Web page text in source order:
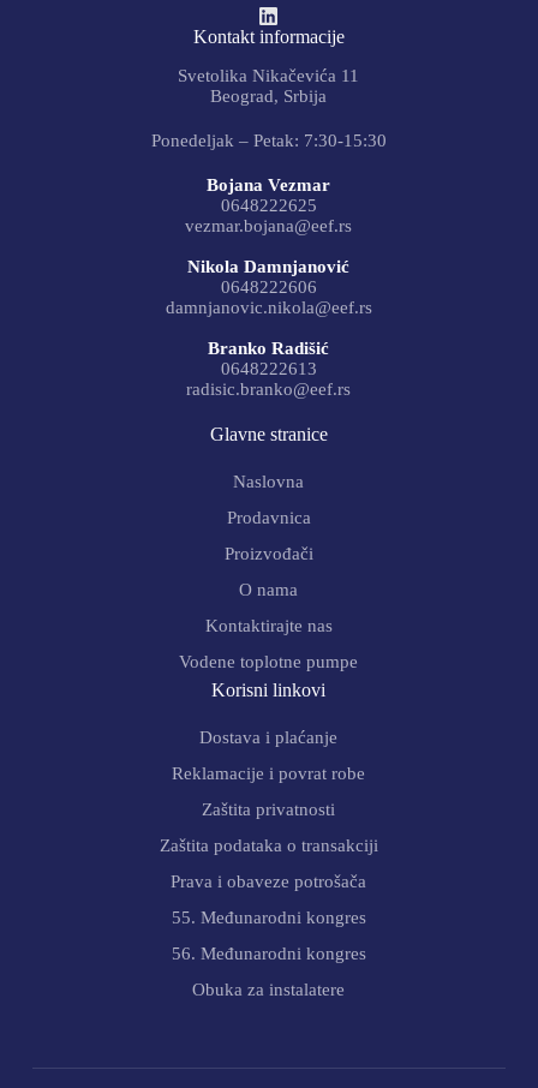
Kontakt informacije
Svetolika Nikačevića 11
Beograd, Srbija
Ponedeljak – Petak: 7:30-15:30
Bojana Vezmar
0648222625
vezmar.bojana@eef.rs
Nikola Damnjanović
0648222606
damnjanovic.nikola@eef.rs
Branko Radišić
0648222613
radisic.branko@eef.rs
Glavne stranice
Naslovna
Prodavnica
Proizvođači
O nama
Kontaktirajte nas
Vodene toplotne pumpe
Korisni linkovi
Dostava i plaćanje
Reklamacije i povrat robe
Zaštita privatnosti
Zaštita podataka o transakciji
Prava i obaveze potrošača
55. Međunarodni kongres
56. Međunarodni kongres
Obuka za instalatere